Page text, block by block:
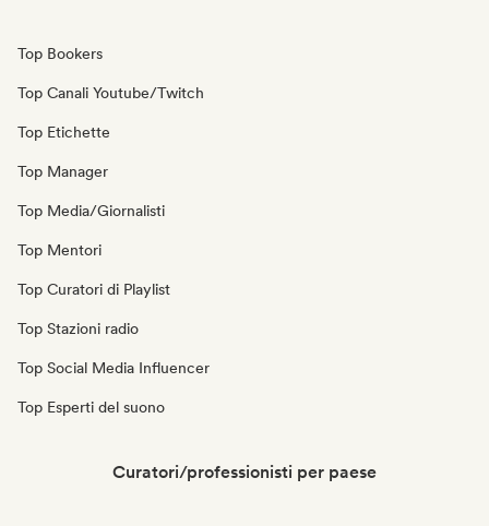
Top Bookers
Top Canali Youtube/Twitch
Top Etichette
Top Manager
Top Media/Giornalisti
Top Mentori
Top Curatori di Playlist
Top Stazioni radio
Top Social Media Influencer
Top Esperti del suono
Curatori/professionisti per paese